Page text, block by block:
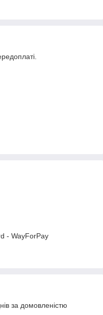
- WayForPay
за домовленістю